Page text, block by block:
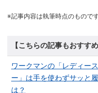
※記事内容は執筆時点のもので
【こちらの記事もおすすめ
ワークマンの「レディー
ー」は手を使わずサッと
は？